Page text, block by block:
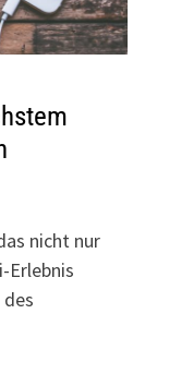
nicht nur
Erlebnis